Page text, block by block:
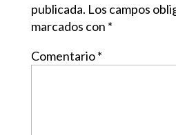
publicada. Los campos
marcados con *
Comentario*